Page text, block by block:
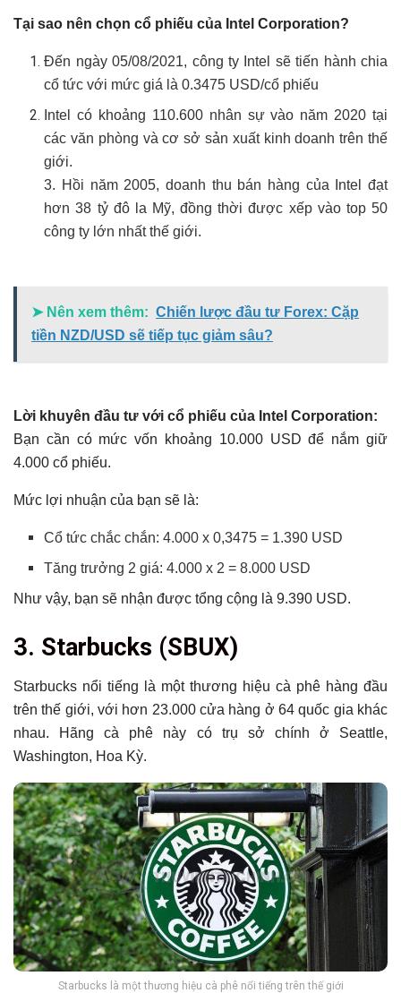
Tại sao nên chọn cổ phiếu của Intel Corporation?
Đến ngày 05/08/2021, công ty Intel sẽ tiến hành chia
cổ tức với mức giá là 0.3475 USD/cổ phiếu
Intel có khoảng 110.600 nhân sự vào năm 2020 tại
các văn phòng và cơ sở sản xuất kinh doanh trên thế
giới.
3. Hồi năm 2005, doanh thu bán hàng của Intel đạt
hơn 38 tỷ đô la Mỹ, đồng thời được xếp vào top 50
công ty lớn nhất thế giới.
➤ Nên xem thêm: Chiến lược đầu tư Forex: Cặp
tiền NZD/USD sẽ tiếp tục giảm sâu?
Lời khuyên đầu tư với cổ phiếu của Intel Corporation:
Bạn cần có mức vốn khoảng 10.000 USD để nắm giữ
4.000 cổ phiếu.
Mức lợi nhuận của bạn sẽ là:
Cổ tức chắc chắn: 4.000 x 0,3475 = 1.390 USD
Tăng trưởng 2 giá: 4.000 x 2 = 8.000 USD
Như vậy, bạn sẽ nhận được tổng cộng là 9.390 USD.
3. Starbucks (SBUX)
Starbucks nổi tiếng là một thương hiệu cà phê hàng đầu
trên thế giới, với hơn 23.000 cửa hàng ở 64 quốc gia khác
nhau. Hãng cà phê này có trụ sở chính ở Seattle,
Washington, Hoa Kỳ.
Starbucks là một thương hiệu cà phê nổi tiếng trên thế giới